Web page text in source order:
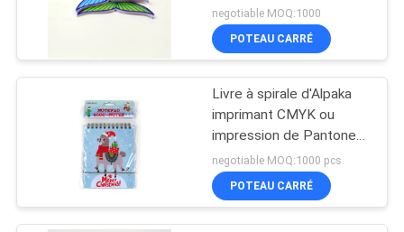
PRIVACY
POLICYSpirale lié
d'impression de livre
44
livres/impression
Softcover de bloc-notes
de carnet
negotiable MOQ:1000
POTEAU CARRÉ
Livre à spirale d'Alpaka
imprimant CMYK ou
impression de Pantone
avec la bande élastique
negotiable MOQ:1000 pcs
POTEAU CARRÉ